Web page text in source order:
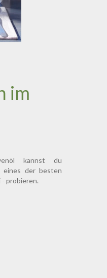
im
kannst du
der besten
probieren.